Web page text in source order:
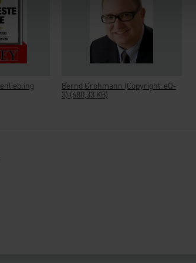
Bernd Grohmann (Copyright: eQ-
3) (680,33 KB)